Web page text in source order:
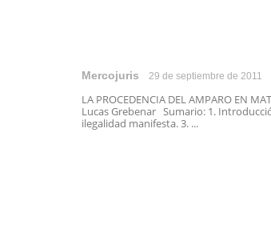
Mercojuris 29 de septiembre de 2011
LA PROCEDENCIA DEL AMPARO EN
Lucas Grebenar Sumario: 1.
ilegalidad manifesta. 3. ...